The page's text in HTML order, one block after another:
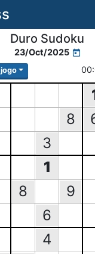
Duro Sudoku
23/Oct/2025
8
3
1
8
9
6
4